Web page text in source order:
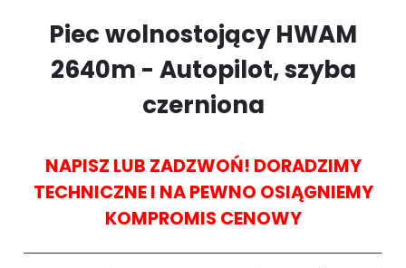
Piec wolnostojący HWAM
2640m - Autopilot, szyba
czerniona
NAPISZ LUB ZADZWOŃ! DORADZIMY
TECHNICZNE I NA PEWNO OSIĄGNIEMY
KOMPROMIS CENOWY